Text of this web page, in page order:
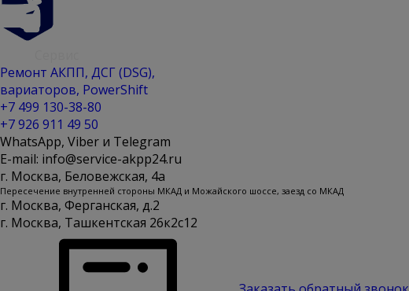
Ремонт АКПП, ДСГ (DSG),
вариаторов, PowerShift
+7 499 130-38-80
+7 926 911 49 50
WhatsApp, Viber и Telegram
E-mail: info@service-akpp24.ru
г. Москва, Беловежская, 4a
Пересечение внутренней стороны МКАД и Можайского шоссе, заезд со МКАД
г. Москва, Ферганская, д.2
г. Москва, Ташкентская 26к2с12